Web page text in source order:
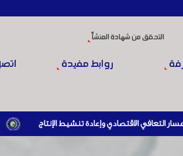
التحقق من شهادة المنشأ
روابط مفيدة
وزارة المالية تصدر